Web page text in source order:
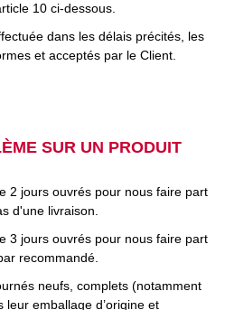
10 ci-dessous.
dans les délais précités, les
et acceptés par le Client.
SUR UN PRODUIT
2 jours ouvrés pour nous faire part
d'une livraison.
3 jours ouvrés pour nous faire part
recommandé.
neufs, complets (notamment
emballage d’origine et